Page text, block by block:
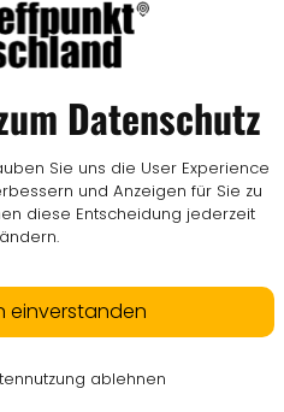
Datenschutz
Sie uns die User Experience
und Anzeigen für Sie zu
diese Entscheidung jederzeit
ändern.
einverstanden
ablehnen